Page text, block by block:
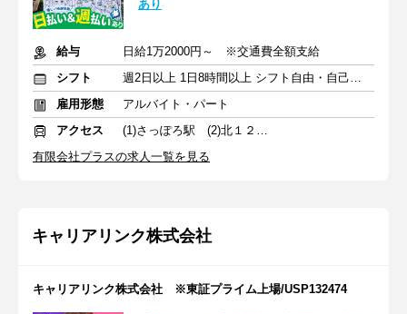
あり
給与
日給1万2000円～ ※交通費全額支給
シフト
週2日以上 1日8時間以上 シフト自由・自己申告
雇用形態
アルバイト・パート
アクセス
(1)さっぽろ駅 (2)北１２条駅
有限会社プラスの求人一覧を見る
キャリアリンク株式会社
キャリアリンク株式会社 ※東証プライム上場/USP132474